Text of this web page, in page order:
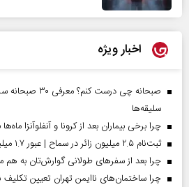
اخبار ویژه
صبحانه چی درست
سلیقه‌ها
چرا برخی بیماران بعد از کرونا و آنفلوآنزا
ثبت‌نام ۲.۵ میلیون زائر در سماح | عبور ۱.۷ میلیون نفر از مرز‌های اربعین
چرا بعد از سفرهای طولانی گوارش‌تان به هم
چرا ساختمان‌های ناایمن تهران تعیین